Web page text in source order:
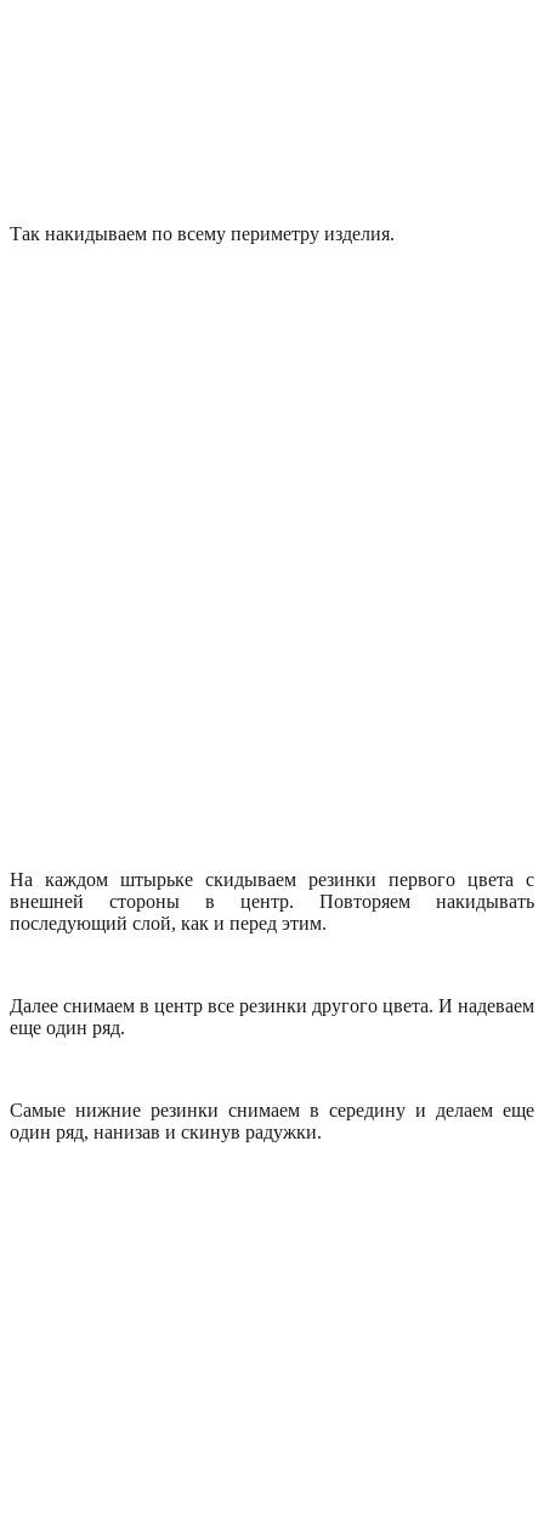
Так накидываем по всему периметру изделия.
На каждом штырьке скидываем резинки первого цвета с
внешней стороны в центр. Повторяем накидывать
последующий слой, как и перед этим.
Далее снимаем в центр все резинки другого цвета. И надеваем
еще один ряд.
Самые нижние резинки снимаем в середину и делаем еще
один ряд, нанизав и скинув радужки.